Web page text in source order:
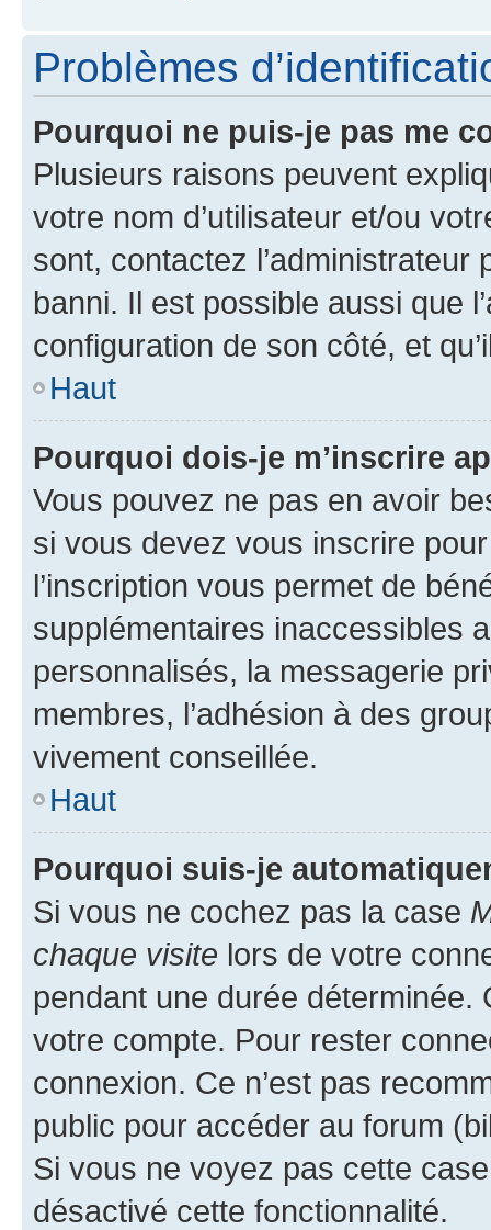
Problèmes
Pourquoi ne puis-je pas me
Plusieurs raisons peuvent
votre nom d’utilisateur et/ou
sont, contactez l’administrateur
banni. Il est possible aussi que
configuration de son côté, et
Haut
Pourquoi dois-je m’inscrire
Vous pouvez ne pas en avoir
si vous devez vous inscrire
l’inscription vous permet de
supplémentaires inaccessibles
personnalisés, la messagerie
membres, l’adhésion à des
vivement conseillée.
Haut
Pourquoi suis-je
Si vous ne cochez pas la case
chaque visite lors de votre
pendant une durée déterminée.
votre compte. Pour rester
connexion. Ce n’est pas
public pour accéder au forum
Si vous ne voyez pas cette
désactivé cette fonctionnalité.